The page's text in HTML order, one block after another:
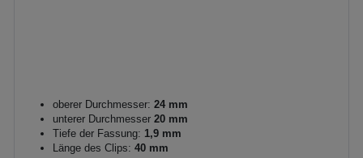
oberer Durchmesser: 24 mm
unterer Durchmesser 20 mm
Tiefe der Fassung: 1,9 mm
Länge des Clips: 40 mm